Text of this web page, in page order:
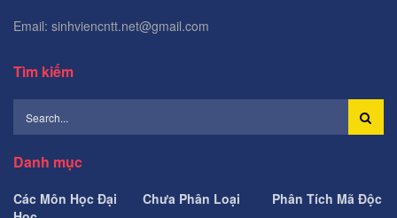
Email: sinhviencntt.net@gmail.com
Tìm kiếm
Danh mục
Các Môn Học Đại
Chưa Phân Loại
Phân Tích Mã Độc